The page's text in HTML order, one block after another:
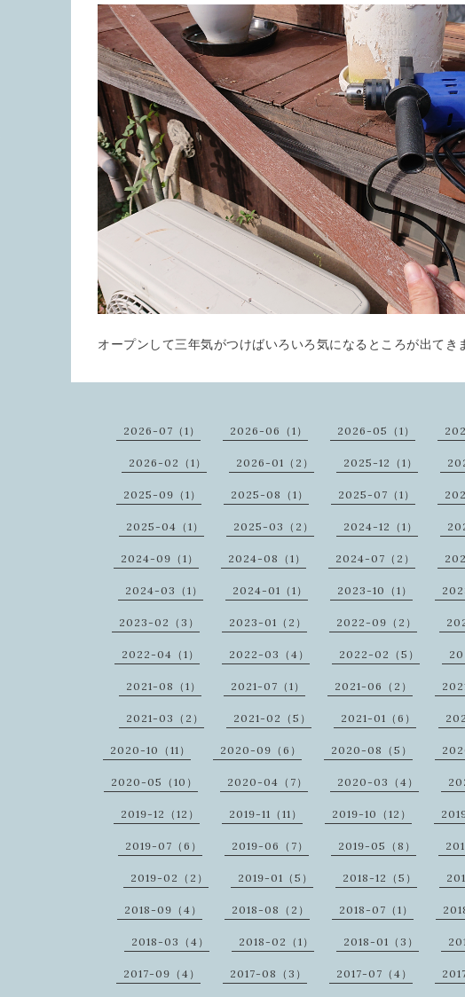
オープンして三年気がつけばいろいろ気になるところが出てき
2026-07（1） 2026-06（1） 2026-05（1）
2026-02（1） 2026-01（2） 2025-12（1）
2025-09（1） 2025-08（1） 2025-07（1）
2025-04（1） 2025-03（2） 2024-12（1）
2024-09（1） 2024-08（1） 2024-07（2）
2024-03（1） 2024-01（1） 2023-10（1）
2023-02（3） 2023-01（2） 2022-09（2）
2022-04（1） 2022-03（4） 2022-02（5）
2021-08（1） 2021-07（1） 2021-06（2）
2021-03（2） 2021-02（5） 2021-01（6）
2020-10（11） 2020-09（6） 2020-08（5）
2020-05（10） 2020-04（7） 2020-03（4）
2019-12（12） 2019-11（11） 2019-10（12）
2019-07（6） 2019-06（7） 2019-05（8）
2019-02（2） 2019-01（5） 2018-12（5）
2018-09（4） 2018-08（2） 2018-07（1）
2018-03（4） 2018-02（1） 2018-01（3）
2017-09（4） 2017-08（3） 2017-07（4）